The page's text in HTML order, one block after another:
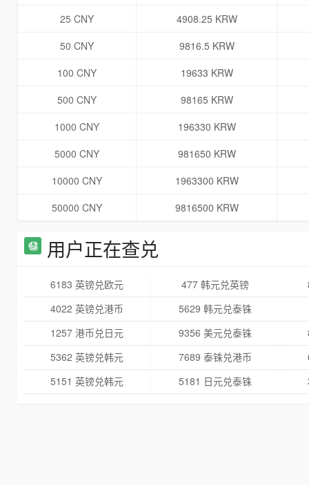
25 CNY
4908.25 KRW
50 CNY
9816.5 KRW
100 CNY
19633 KRW
500 CNY
98165 KRW
1000 CNY
196330 KRW
5000 CNY
981650 KRW
10000 CNY
1963300 KRW
50000 CNY
9816500 KRW
用户正在查兑
6183 英镑兑欧元 477 韩元兑英镑
4022 英镑兑港币
5629 韩元兑泰铢
1257 港币兑日元
9356 美元兑泰铢
5362 英镑兑韩元
7689 泰铢兑港币
5151 英镑兑韩元
5181 日元兑泰铢